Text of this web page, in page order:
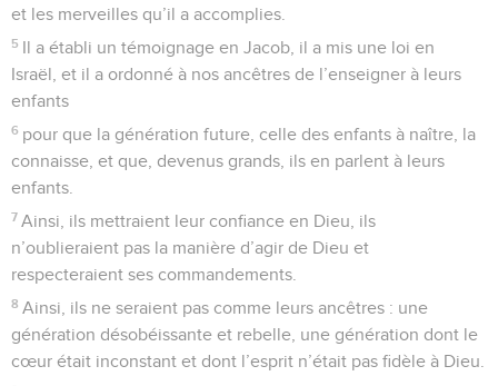
Dieu, et il m’écoutera.
3 Quand je suis dans la détresse, je cherche le Seigneur ; la
nuit, mes mains se tendent vers lui, sans se lasser ; je refuse
toute consolation.
4 Je me souviens de Dieu et je gémis ; je médite, et mon
esprit est abattu. – Pause.
5 Tu tiens mes paupières ouvertes ; je suis troublé, incapable
de parler.
6 Je pense aux jours lointains, aux années passées.
7 Je me souviens de mes chants pendant la nuit, je médite
dans mon cœur, et mon esprit s’interroge :
8 « Le Seigneur me rejettera-t-il pour toujours ? Ne se
montrera-t-il plus favorable ?